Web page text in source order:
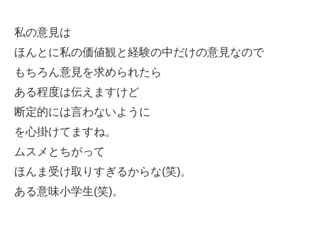
私の意見は
ほんとに私の価値観と経験の中だけの意見なので
もちろん意見を求められたら
ある程度は伝えますけど
断定的には言わないように
を心掛けてますね。
ムスメとちがって
ほんま受け取りすぎるからな(笑)。
ある意味小学生(笑)。